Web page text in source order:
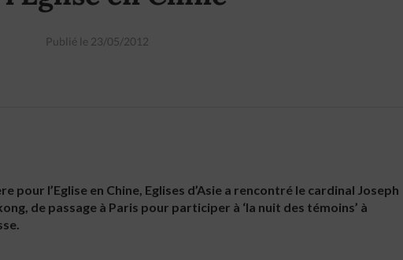
Publié le 23/05/2012
pour l’Eglise en Chine, Eglises d’Asie a rencontré le cardinal Joseph
de passage à Paris pour participer à ‘la nuit des témoins’ à